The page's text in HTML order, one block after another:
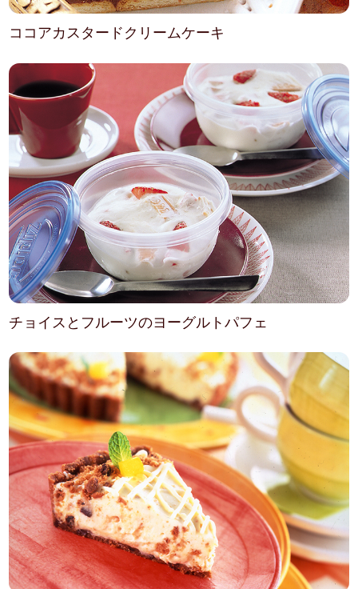
ココアカスタードクリームケーキ
チョイスとフルーツのヨーグルトパフェ